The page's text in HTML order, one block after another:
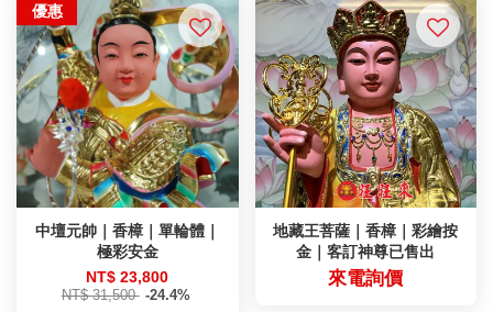
優惠
中壇元帥｜香樟｜單輪體｜
極彩安金
NT$ 23,800
NT$ 31,500 -24.4%
地藏王菩薩｜香樟｜彩繪按
金｜客訂神尊已售出
來電詢價